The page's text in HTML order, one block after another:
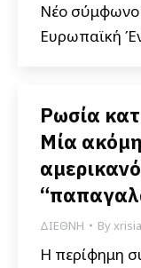
Νέο σύμφωνο
Ευρωπαϊκή
Ρωσία
Μία
ΔΙΕΘΝΗ By
Η περίφημη